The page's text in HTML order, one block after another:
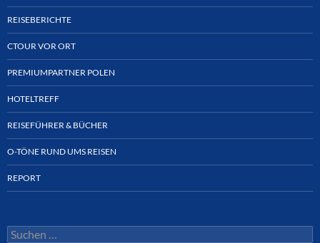
REISEBERICHTE
CTOUR VOR ORT
PREMIUMPARTNER POLEN
HOTELTREFF
REISEFÜHRER & BÜCHER
O-TÖNE RUND UMS REISEN
REPORT
Suchen